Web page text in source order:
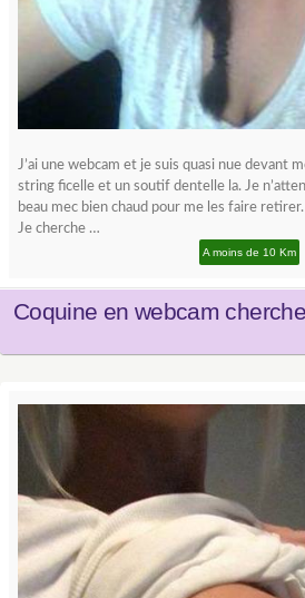
J’ai une webcam et je suis quasi nue devant
string ficelle et un soutif dentelle la. Je
beau mec bien chaud pour me les faire retirer.
Je cherche …
A moins de 10 Km
Coquine en webcam